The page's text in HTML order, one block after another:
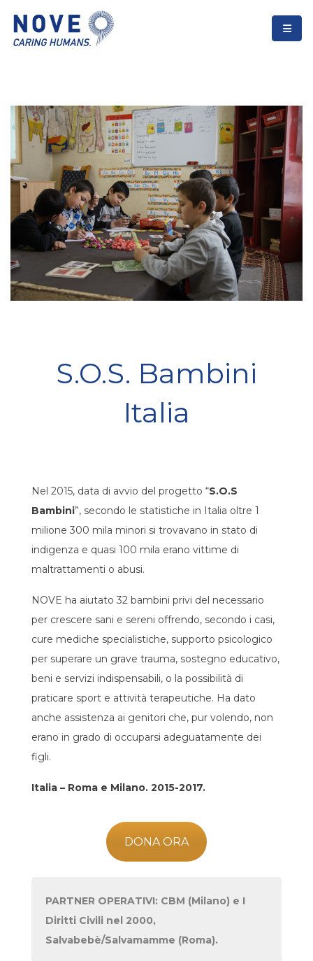
S.O.S. Bambini
Italia
Nel 2015, data di avvio del progetto “S.O.S
Bambini”, secondo le statistiche in Italia oltre 1
milione 300 mila minori si trovavano in stato di
indigenza e quasi 100 mila erano vittime di
maltrattamenti o abusi.
NOVE ha aiutato 32 bambini privi del necessario
per crescere sani e sereni offrendo, secondo i casi,
cure mediche specialistiche, supporto psicologico
per superare un grave trauma, sostegno educativo,
beni e servizi indispensabili, o la possibilità di
praticare sport e attività terapeutiche. Ha dato
anche assistenza ai genitori che, pur volendo, non
erano in grado di occuparsi adeguatamente dei
figli.
Italia – Roma e Milano. 2015-2017.
DONA ORA
PARTNER OPERATIVI: CBM (Milano) e I
Diritti Civili nel 2000,
Salvabebè/Salvamamme (Roma).